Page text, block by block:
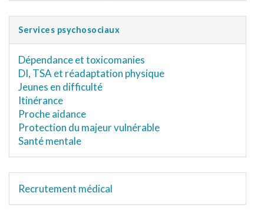
Services psychosociaux
Dépendance et toxicomanies
DI, TSA et réadaptation physique
Jeunes en difficulté
Itinérance
Proche aidance
Protection du majeur vulnérable
Santé mentale
Recrutement médical